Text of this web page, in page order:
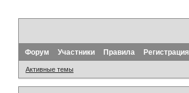
Форум Участники Правила Регистрация
Активные темы